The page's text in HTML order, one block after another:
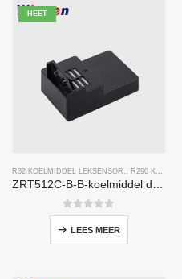
,,R454B KOELMIDDEL
HEET
R32 KOELMIDDEL LEKSENSOR ,, R290 KOELMIDDEL LEKSENSOR
ZRT512C-B-B-koelmiddel detectiemodule | Lage spanning NDIR -gassensor voor R32, R454B, R290
0Van de 5
LEES MEER